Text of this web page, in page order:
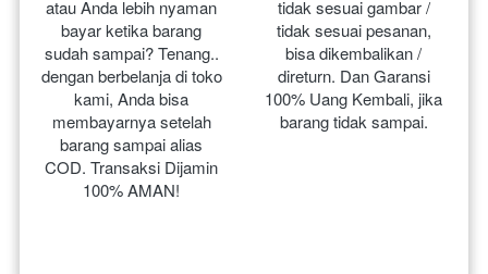
atau Anda lebih nyaman
bayar ketika barang
sudah sampai? Tenang..
dengan berbelanja di toko
kami, Anda bisa
membayarnya setelah
barang sampai alias
COD. Transaksi Dijamin
100% AMAN!
tidak sesuai gambar /
tidak sesuai pesanan,
bisa dikembalikan /
direturn. Dan Garansi
100% Uang Kembali, jika
barang tidak sampai.